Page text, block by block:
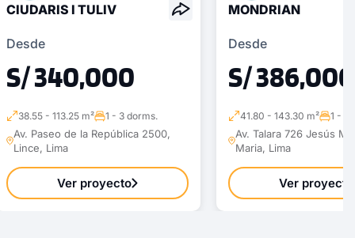
CIUDARIS I TULIV
Desde
S/ 340,000
38.55 - 113.25 m² 1 - 3 dorms.
Av. Paseo de la República 2500,
Lince, Lima
Ver proyecto
MONDRIAN
Desde
S/ 386,000
41.80 - 143.30 m² 1 - 3
Av. Talara 726 Jesús
Maria, Lima
Ver proyecto